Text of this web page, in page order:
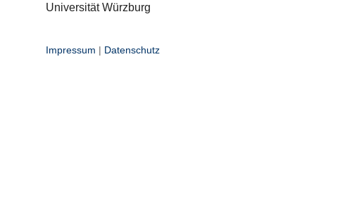
Universität Würzburg
Impressum | Datenschutz